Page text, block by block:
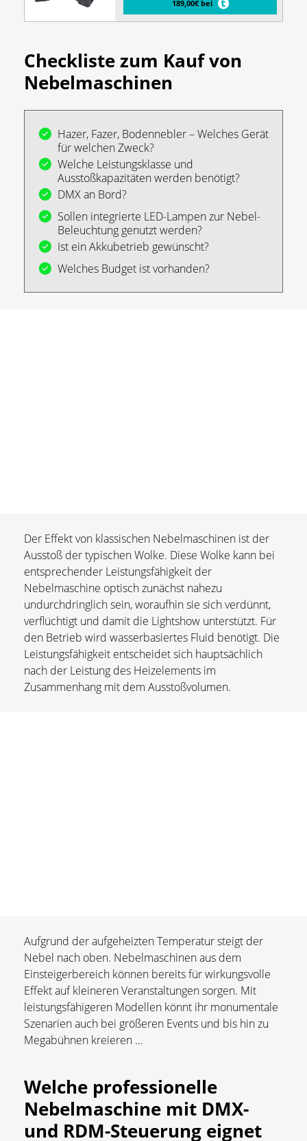
189,00€ bei
Checkliste zum Kauf von
Nebelmaschinen
Hazer, Fazer, Bodennebler – Welches Gerät
für welchen Zweck?
Welche Leistungsklasse und
Ausstoßkapazitäten werden benötigt?
DMX an Bord?
Sollen integrierte LED-Lampen zur Nebel-
Beleuchtung genutzt werden?
Ist ein Akkubetrieb gewünscht?
Welches Budget ist vorhanden?
Der Effekt von klassischen Nebelmaschinen ist der
Ausstoß der typischen Wolke. Diese Wolke kann bei
entsprechender Leistungsfähigkeit der
Nebelmaschine optisch zunächst nahezu
undurchdringlich sein, woraufhin sie sich verdünnt,
verflüchtigt und damit die Lightshow unterstützt. Für
den Betrieb wird wasserbasiertes Fluid benötigt. Die
Leistungsfähigkeit entscheidet sich hauptsächlich
nach der Leistung des Heizelements im
Zusammenhang mit dem Ausstoßvolumen.
Aufgrund der aufgeheizten Temperatur steigt der
Nebel nach oben. Nebelmaschinen aus dem
Einsteigerbereich können bereits für wirkungsvolle
Effekt auf kleineren Veranstaltungen sorgen. Mit
leistungsfähigeren Modellen könnt ihr monumentale
Szenarien auch bei größeren Events und bis hin zu
Megabühnen kreieren …
Welche professionelle
Nebelmaschine mit DMX-
und RDM-Steuerung eignet